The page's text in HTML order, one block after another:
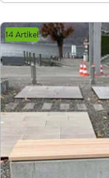
14 Artikel